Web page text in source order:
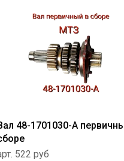
48-1701030-А
522 руб